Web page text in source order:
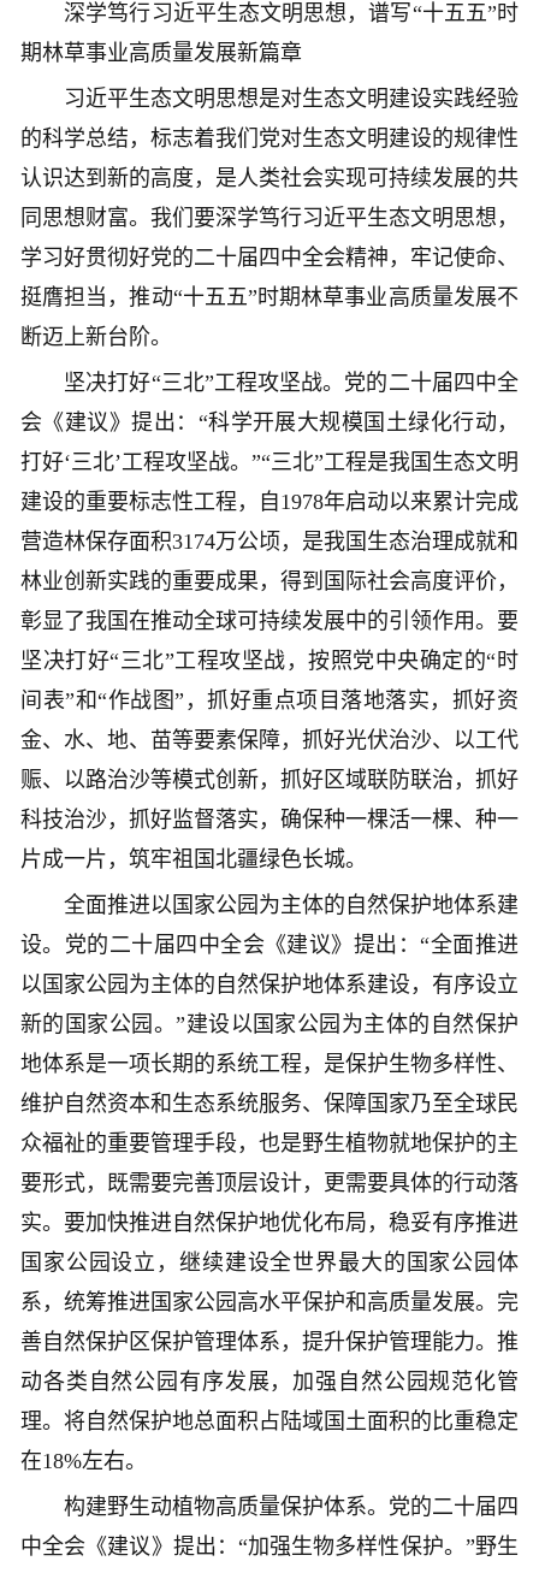
深学笃行习近平生态文明思想，谱写“十五五”时
期林草事业高质量发展新篇章
习近平生态文明思想是对生态文明建设实践经验
的科学总结，标志着我们党对生态文明建设的规律性
认识达到新的高度，是人类社会实现可持续发展的共
同思想财富。我们要深学笃行习近平生态文明思想，
学习好贯彻好党的二十届四中全会精神，牢记使命、
挺膺担当，推动“十五五”时期林草事业高质量发展不
断迈上新台阶。
坚决打好“三北”工程攻坚战。党的二十届四中全
会《建议》提出：“科学开展大规模国土绿化行动，
打好‘三北’工程攻坚战。”“三北”工程是我国生态文明
建设的重要标志性工程，自1978年启动以来累计完成
营造林保存面积3174万公顷，是我国生态治理成就和
林业创新实践的重要成果，得到国际社会高度评价，
彰显了我国在推动全球可持续发展中的引领作用。要
坚决打好“三北”工程攻坚战，按照党中央确定的“时
间表”和“作战图”，抓好重点项目落地落实，抓好资
金、水、地、苗等要素保障，抓好光伏治沙、以工代
赈、以路治沙等模式创新，抓好区域联防联治，抓好
科技治沙，抓好监督落实，确保种一棵活一棵、种一
片成一片，筑牢祖国北疆绿色长城。
全面推进以国家公园为主体的自然保护地体系建
设。党的二十届四中全会《建议》提出：“全面推进
以国家公园为主体的自然保护地体系建设，有序设立
新的国家公园。”建设以国家公园为主体的自然保护
地体系是一项长期的系统工程，是保护生物多样性、
维护自然资本和生态系统服务、保障国家乃至全球民
众福祉的重要管理手段，也是野生植物就地保护的主
要形式，既需要完善顶层设计，更需要具体的行动落
实。要加快推进自然保护地优化布局，稳妥有序推进
国家公园设立，继续建设全世界最大的国家公园体
系，统筹推进国家公园高水平保护和高质量发展。完
善自然保护区保护管理体系，提升保护管理能力。推
动各类自然公园有序发展，加强自然公园规范化管
理。将自然保护地总面积占陆域国土面积的比重稳定
在18%左右。
构建野生动植物高质量保护体系。党的二十届四
中全会《建议》提出：“加强生物多样性保护。”野生